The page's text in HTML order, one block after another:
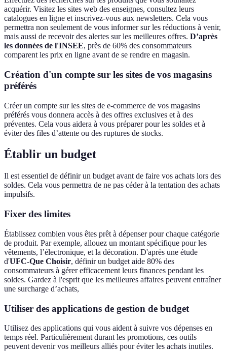
acquérir. Visitez les sites web des enseignes, consultez leurs
catalogues en ligne et inscrivez-vous aux newsletters. Cela vous
permettra non seulement de vous informer sur les réductions à venir,
mais aussi de recevoir des alertes sur les meilleures offres. D’après
les données de l'INSEE, près de 60% des consommateurs
comparent les prix en ligne avant de se rendre en magasin.
Création d'un compte sur les sites de vos magasins
préférés
Créer un compte sur les sites de e-commerce de vos magasins
préférés vous donnera accès à des offres exclusives et à des
préventes. Cela vous aidera à vous préparer pour les soldes et à
éviter des files d’attente ou des ruptures de stocks.
Établir un budget
Il est essentiel de définir un budget avant de faire vos achats lors des
soldes. Cela vous permettra de ne pas céder à la tentation des achats
impulsifs.
Fixer des limites
Établissez combien vous êtes prêt à dépenser pour chaque catégorie
de produit. Par exemple, allouez un montant spécifique pour les
vêtements, l’électronique, et la décoration. D'après une étude
d'UFC-Que Choisir, définir un budget aide 80% des
consommateurs à gérer efficacement leurs finances pendant les
soldes. Gardez à l'esprit que les meilleures affaires peuvent entraîner
une surcharge d’achats,
Utiliser des applications de gestion de budget
Utilisez des applications qui vous aident à suivre vos dépenses en
temps réel. Particulièrement durant les promotions, ces outils
peuvent devenir vos meilleurs alliés pour éviter les achats inutiles.